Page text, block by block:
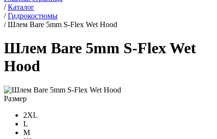
/Каталог
/Гидрокостюмы
/Шлем Bare 5mm S-Flex Wet Hood
Шлем Bare 5mm S-Flex Wet
Hood
Размер
2XL
L
M